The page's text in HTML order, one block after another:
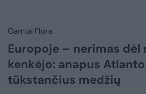
Gamta Flora
Europoje – nerimas dėl
kenkėjo: anapus
tūkstančius medžių